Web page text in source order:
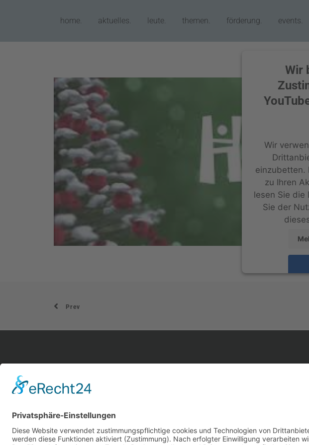
home. aktuelles. leute. themen. förderung. events.
Wir
Wir
einzubetten.
zu Ihren
lesen Sie die
Sie der
Prev
aktuelles.